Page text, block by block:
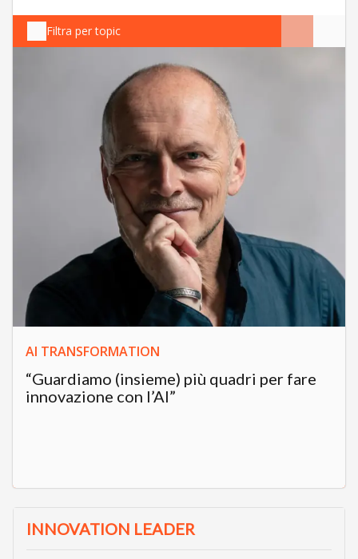
Filtra per topic
AI TRANSFORMATION
“Guardiamo (insieme) più quadri per fare
innovazione con l’AI”
INNOVATION LEADER